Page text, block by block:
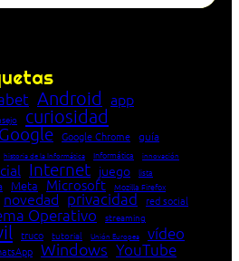
Android app
curiosidad
Google Google Chrome guía
historia de la Informática Informática innovación
Internet juego lista
Meta Microsoft Mozilla Firefox
novedad privacidad red social
Operativo streaming
truco tutorial Unión Europea vídeo
Windows YouTube